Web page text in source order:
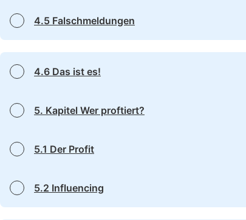
4.5 Falschmeldungen
4.6 Das ist es!
5. Kapitel Wer proftiert?
5.1 Der Profit
5.2 Influencing